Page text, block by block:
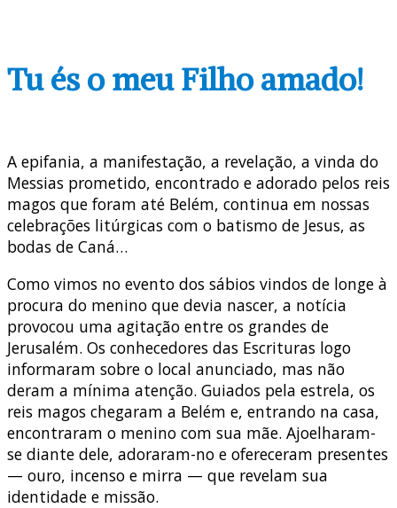
Tu és o meu Filho amado!
A epifania, a manifestação, a revelação, a vinda do
Messias prometido, encontrado e adorado pelos reis
magos que foram até Belém, continua em nossas
celebrações litúrgicas com o batismo de Jesus, as
bodas de Caná…
Como vimos no evento dos sábios vindos de longe à
procura do menino que devia nascer, a notícia
provocou uma agitação entre os grandes de
Jerusalém. Os conhecedores das Escrituras logo
informaram sobre o local anunciado, mas não
deram a mínima atenção. Guiados pela estrela, os
reis magos chegaram a Belém e, entrando na casa,
encontraram o menino com sua mãe. Ajoelharam-
se diante dele, adoraram-no e ofereceram presentes
— ouro, incenso e mirra — que revelam sua
identidade e missão.